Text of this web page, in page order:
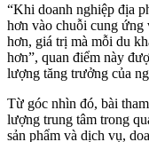
“Khi doanh nghiệp địa
hơn vào chuỗi cung ứng
hơn, giá trị mà mỗi du
hơn”, quan điểm này
lượng tăng trưởng của
Từ góc nhìn đó, bài
lượng trung tâm trong
sản phẩm và dịch vụ,